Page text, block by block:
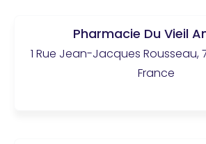
Pharmacie Du Vieil
1 Rue Jean-Jacques Rousseau,
France